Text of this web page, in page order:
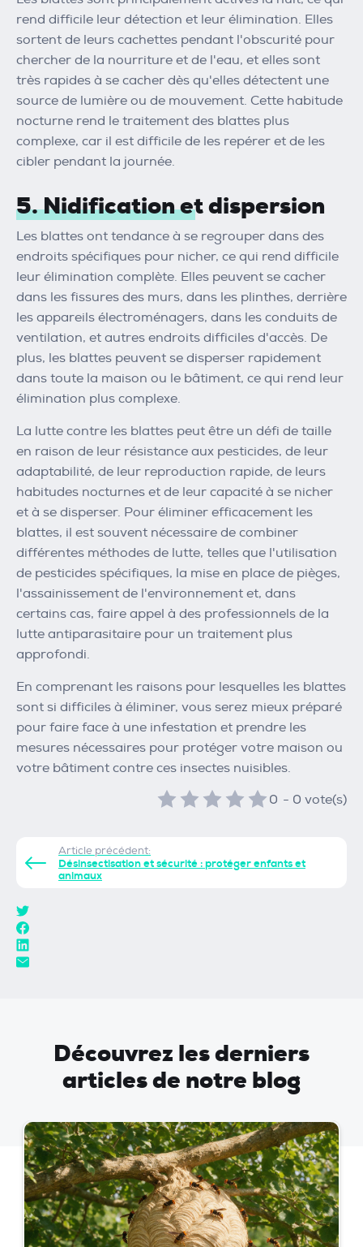
rend difficile leur détection et leur élimination. Elles
sortent de leurs cachettes pendant l'obscurité pour
chercher de la nourriture et de l'eau, et elles sont
très rapides à se cacher dès qu'elles détectent une
source de lumière ou de mouvement. Cette habitude
nocturne rend le traitement des blattes plus
complexe, car il est difficile de les repérer et de les
cibler pendant la journée.
5. Nidification et dispersion
Les blattes ont tendance à se regrouper dans des
endroits spécifiques pour nicher, ce qui rend difficile
leur élimination complète. Elles peuvent se cacher
dans les fissures des murs, dans les plinthes, derrière
les appareils électroménagers, dans les conduits de
ventilation, et autres endroits difficiles d'accès. De
plus, les blattes peuvent se disperser rapidement
dans toute la maison ou le bâtiment, ce qui rend leur
élimination plus complexe.
La lutte contre les blattes peut être un défi de taille
en raison de leur résistance aux pesticides, de leur
adaptabilité, de leur reproduction rapide, de leurs
habitudes nocturnes et de leur capacité à se nicher
et à se disperser. Pour éliminer efficacement les
blattes, il est souvent nécessaire de combiner
différentes méthodes de lutte, telles que l'utilisation
de pesticides spécifiques, la mise en place de pièges,
l'assainissement de l'environnement et, dans
certains cas, faire appel à des professionnels de la
lutte antiparasitaire pour un traitement plus
approfondi.
En comprenant les raisons pour lesquelles les blattes
sont si difficiles à éliminer, vous serez mieux préparé
pour faire face à une infestation et prendre les
mesures nécessaires pour protéger votre maison ou
votre bâtiment contre ces insectes nuisibles.
0 - 0 vote(s)
Article précédent:
Désinsectisation et sécurité : protéger enfants et
animaux
Découvrez les derniers
articles de notre blog